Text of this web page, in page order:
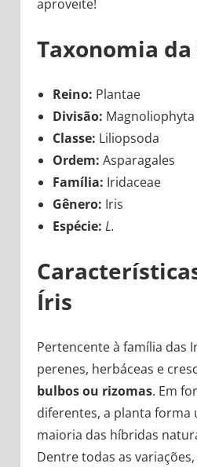
aproveite!
Taxonomia
Reino: Plantae
Divisão: Magnoliophyta
Classe: Liliopsoda
Ordem: Asparagales
Família: Iridaceae
Gênero: Iris
Espécie: L.
Íris
Pertencente à família das
perenes, herbáceas e
bulbos ou rizomas. Em
diferentes, a planta forma
maioria das híbridas
Dentre todas as